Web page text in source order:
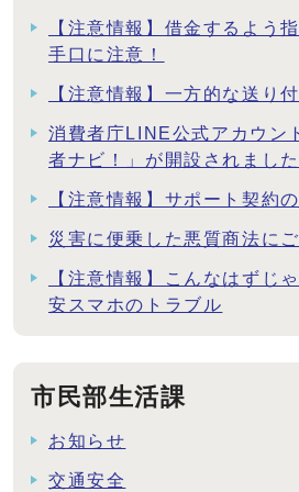
【注意情報】借金するよう
手口に注意！
【注意情報】一方的な送り
消費者庁LINE公式アカウ
者ナビ！」が開設されました
【注意情報】サポート契約
災害に便乗した悪質商法に
【注意情報】こんなはずじ
安スマホのトラブル
市民部生活課
お知らせ
交通安全